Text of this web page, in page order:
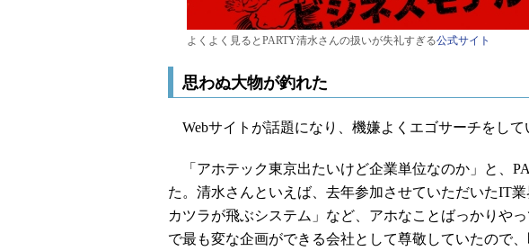
よくよく見るとPARTY清水さんの扱いが失礼すぎる公式サイト
思わぬ大物が釣れた
Webサイトが話題になり、機嫌よくエゴサーチをして
「アホテック東京出たいけど企業単位なのか」と、
た。清水さんといえば、去年参加させていただいたIT
カツラが飛ぶシステム」など、アホなことばっかりや
で最も変な企画ができる会社として尊敬していたので、